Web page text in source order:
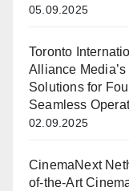
05.09.2025
Toronto
Alliance
Solutions for
Seamless
02.09.2025
CinemaNext
of-the-Art